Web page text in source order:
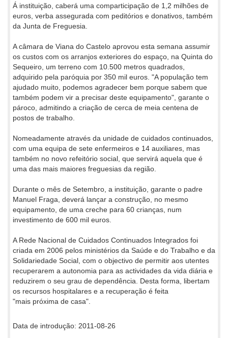
Á instituição, caberá uma comparticipação de 1,2 milhões de
euros, verba assegurada com peditórios e donativos, também
da Junta de Freguesia.
A câmara de Viana do Castelo aprovou esta semana assumir
os custos com os arranjos exteriores do espaço, na Quinta do
Sequeiro, um terreno com 10.500 metros quadrados,
adquirido pela paróquia por 350 mil euros. "A população tem
ajudado muito, podemos agradecer bem porque sabem que
também podem vir a precisar deste equipamento", garante o
pároco, admitindo a criação de cerca de meia centena de
postos de trabalho.
Nomeadamente através da unidade de cuidados continuados,
com uma equipa de sete enfermeiros e 14 auxiliares, mas
também no novo refeitório social, que servirá aquela que é
uma das mais maiores freguesias da região.
Durante o mês de Setembro, a instituição, garante o padre
Manuel Fraga, deverá lançar a construção, no mesmo
equipamento, de uma creche para 60 crianças, num
investimento de 600 mil euros.
A Rede Nacional de Cuidados Continuados Integrados foi
criada em 2006 pelos ministérios da Saúde e do Trabalho e da
Solidariedade Social, com o objectivo de permitir aos utentes
recuperarem a autonomia para as actividades da vida diária e
reduzirem o seu grau de dependência. Desta forma, libertam
os recursos hospitalares e a recuperação é feita
"mais próxima de casa".
Data de introdução: 2011-08-26